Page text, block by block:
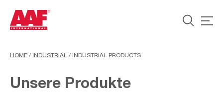
HOME / INDUSTRIAL / INDUSTRIAL PRODUCTS
Unsere Produkte